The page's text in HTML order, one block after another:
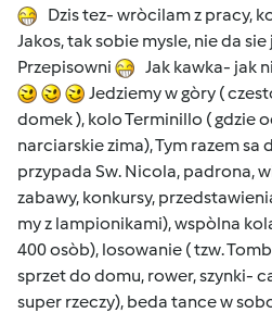
Dzis tez- wròcilam z pracy,
Jakos, tak sobie mysle, nie da
Przepisowni
Jak kawka- jak
Jedziemy w gòry (
domek ), kolo Terminillo ( gdzie
narciarskie zima), Tym razem
przypada Sw. Nicola, padrona,
zabawy, konkursy,
my z lampionikami), wspòlna
400 osòb), losowanie ( tzw.
sprzet do domu, rower, szynki-
super rzeczy), beda tance w